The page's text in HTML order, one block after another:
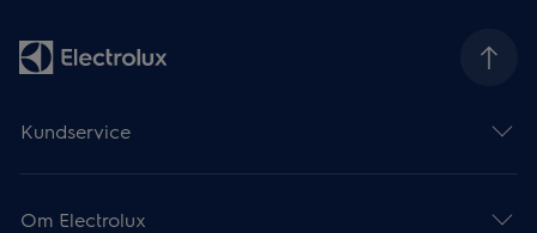
Kundservice
Om Electrolux